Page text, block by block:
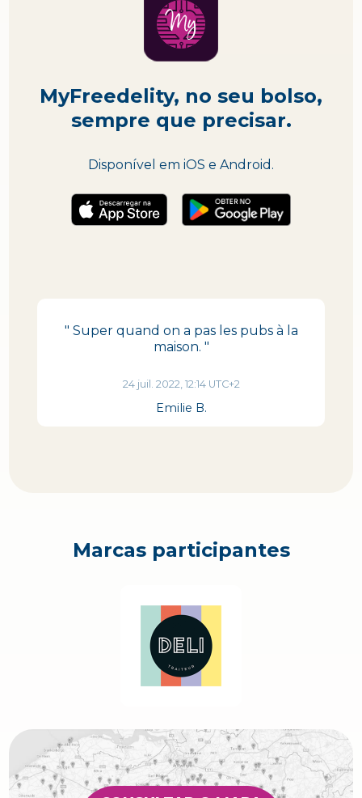
MyFreedelity, no seu bolso,
sempre que precisar.
Disponível em iOS e Android.
" Super quand on a pas les pubs à la
maison. "
24 juil. 2022, 12:14 UTC+2
Emilie B.
Marcas participantes